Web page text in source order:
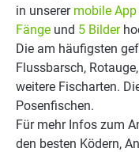
in unserer mobile
Fänge und 5 Bilder
Die am häufigsten
Flussbarsch,
weitere Fischarten.
Posenfischen.
Für mehr Infos zum
den besten Ködern,